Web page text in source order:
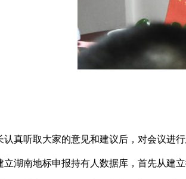
认真听取大家的意见和建议后，对会议进
立湖南地标申报持有人数据库，首先从建